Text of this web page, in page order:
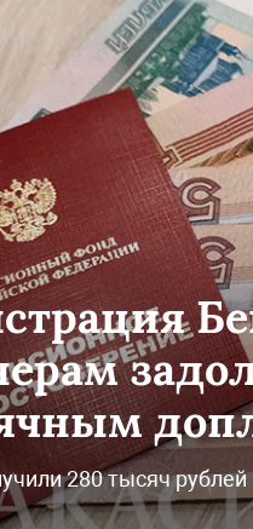
280 тысяч рублей